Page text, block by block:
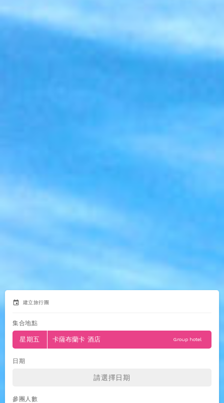
event 建立旅行團
集合地點
星期五 卡薩布蘭卡 酒店 Group hotel
日期
參團人數